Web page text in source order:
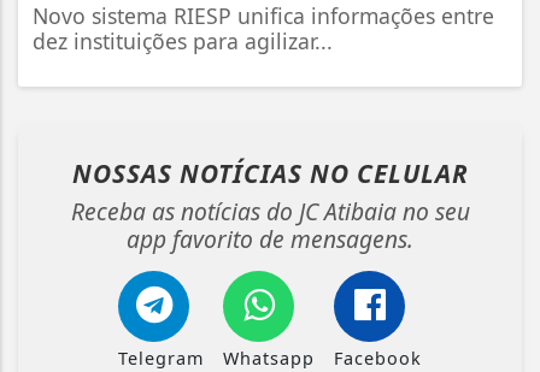
Novo sistema RIESP unifica informações entre
dez instituições para agilizar...
NOSSAS NOTÍCIAS NO CELULAR
Receba as notícias do JC Atibaia no seu
app favorito de mensagens.
Telegram Whatsapp Facebook